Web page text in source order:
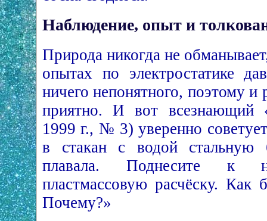
Наблюдение, опыт и
Природа никогда не
опытах по электростатике
ничего непонятного, поэтому и
приятно. И вот всезнающий
1999 г., № 3) уверенно
в стакан с водой стальную
плавала. Поднесите к
пластмассовую расчёску. Как
Почему?»